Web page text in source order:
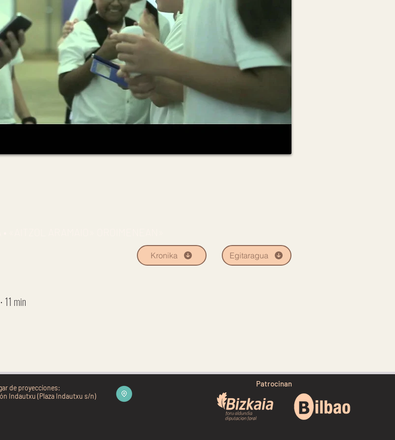
Kronika Egitaragua
11 min
de proyecciones:
Indautxu (Plaza Indautxu s/n)
Patrocinan